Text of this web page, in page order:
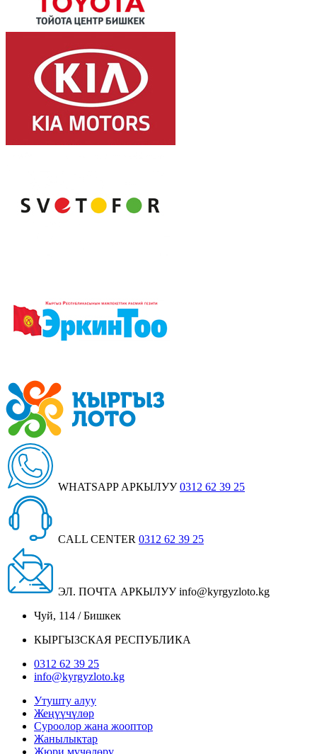
WHATSAPP АРКЫЛУУ 0312 62 39 25
CALL CENTER 0312 62 39 25
ЭЛ. ПОЧТА АРКЫЛУУ info@kyrgyzloto.kg
Чуй, 114 / Бишкек
КЫРГЫЗСКАЯ РЕСПУБЛИКА
0312 62 39 25
info@kyrgyzloto.kg
Утушту алуу
Жеңүүчүлөр
Суроолор жана жооптор
Жанылыктар